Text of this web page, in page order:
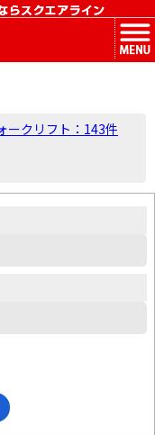
ークリフト：143件